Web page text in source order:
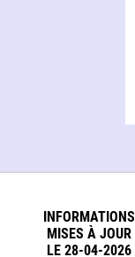
INFORMATIONS
MISES À JOUR
LE 28-04-2026